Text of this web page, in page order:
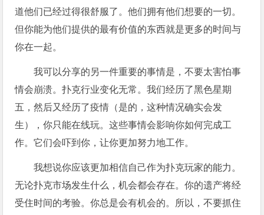
道他们已经过得很舒服了。他们拥有他们想要的一切。
但你能为他们提供的最有价值的东西就是更多的时间与
你在一起。
我可以分享的另一件重要的事情是，不要太害怕事
情会崩溃。扑克行业变化无常。我们经历了黑色星期
五，然后又经历了疫情（是的，这种情况确实会发
生），你只能在线玩。这些事情会影响你如何完成工
作。它们会吓到你，让你更加努力地工作。
我想说你应该更加相信自己作为扑克玩家的能力。
无论扑克市场发生什么，机会都会存在。你的遗产将经
受住时间的考验。你总是会有机会的。所以，不要抓住